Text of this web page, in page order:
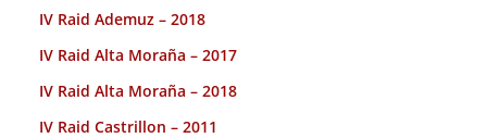
IV Raid Ademuz – 2018
IV Raid Alta Moraña – 2017
IV Raid Alta Moraña – 2018
IV Raid Castrillon – 2011